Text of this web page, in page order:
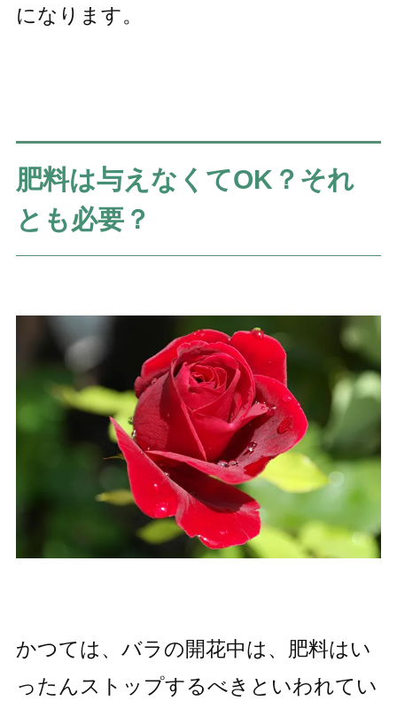
になります。
肥料は与えなくてOK？それ
とも必要？
かつては、バラの開花中は、肥料はい
ったんストップするべきといわれてい